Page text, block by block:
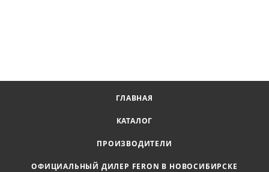
ГЛАВНАЯ
КАТАЛОГ
ПРОИЗВОДИТЕЛИ
ОФИЦИАЛЬНЫЙ ДИЛЕР FERON В НОВОСИБИРСКЕ